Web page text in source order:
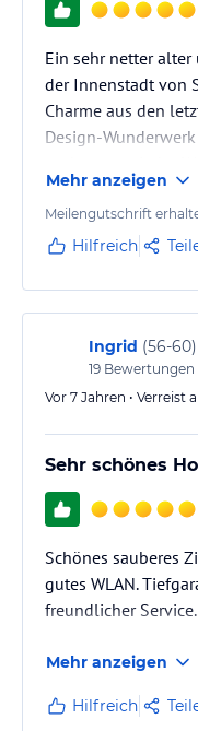
Ein sehr netter
der Innenstadt von
Charme aus den
Design-
muss man darauf
klein ist - Street
100% sicher.
Mehr anzeigen
Meilengutschrift
Hilfreich
Ingrid (56-60)
19 Bewertungen
Vor 7 Jahren • Verreist
Sehr schönes
Schönes sauberes
gutes WLAN.
freundlicher Service.
Mehr anzeigen
Hilfreich